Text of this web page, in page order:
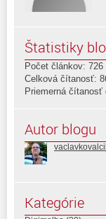
Štatistiky
Počet článkov: 726
Celková čítanosť:
Priemerná čítanosť
Autor blogu
Kategórie